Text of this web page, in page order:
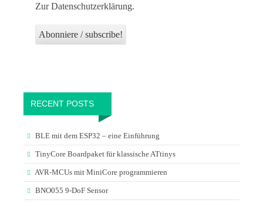
Zur Datenschutzerklärung.
RECENT POSTS
BLE mit dem ESP32 – eine Einführung
TinyCore Boardpaket für klassische ATtinys
AVR-MCUs mit MiniCore programmieren
BNO055 9-DoF Sensor